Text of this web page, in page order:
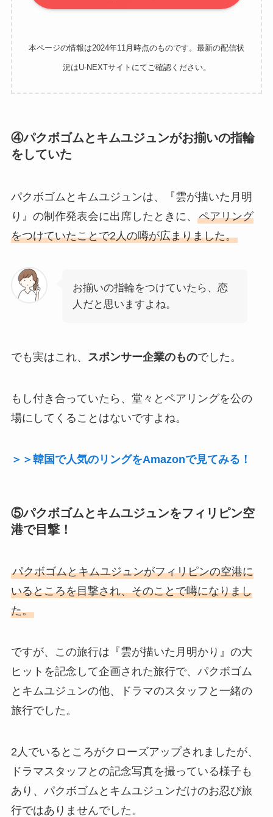
本ページの情報は2024年11月時点のものです。最新の配信状
況はU-NEXTサイトにてご確認ください。
④パクボゴムとキムユジュンがお揃いの指輪
をしていた
パクボゴムとキムユジュンは、『雲が描いた月明
り』の制作発表会に出席したときに、 ペアリング
をつけていたことで2人の噂が広まりました。
お揃いの指輪をつけていたら、恋
人だと思いますよね。
でも実はこれ、 スポンサー企業のものでした。
もし付き合っていたら、堂々とペアリングを公の
場にしてくることはないですよね。
＞＞韓国で人気のリングをAmazonで見てみる！
⑤パクボゴムとキムユジュンをフィリピン空
港で目撃！
パクボゴムとキムユジュンがフィリピンの空港に
いるところを目撃され、そのことで噂になりまし
た。
ですが、この旅行は『雲が描いた月明かり』の大
ヒットを記念して企画された旅行で、パクボゴム
とキムユジュンの他、ドラマのスタッフと一緒の
旅行でした。
2人でいるところがクローズアップされましたが、
ドラマスタッフとの記念写真を撮っている様子も
あり、パクボゴムとキムユジュンだけのお忍び旅
行ではありませんでした。